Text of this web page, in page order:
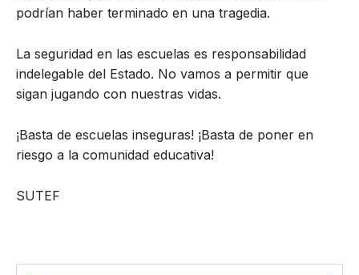
podrían haber terminado en una tragedia.
La seguridad en las escuelas es responsabilidad
indelegable del Estado. No vamos a permitir que
sigan jugando con nuestras vidas.
¡Basta de escuelas inseguras! ¡Basta de poner en
riesgo a la comunidad educativa!
SUTEF